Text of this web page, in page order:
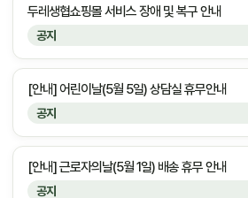
공지
두레생협쇼핑몰 서비스 장애 및 복구 안내
공지
[안내] 어린이날(5월 5일) 상담실 휴무안내
공지
[안내] 근로자의날(5월 1일) 배송 휴무 안내